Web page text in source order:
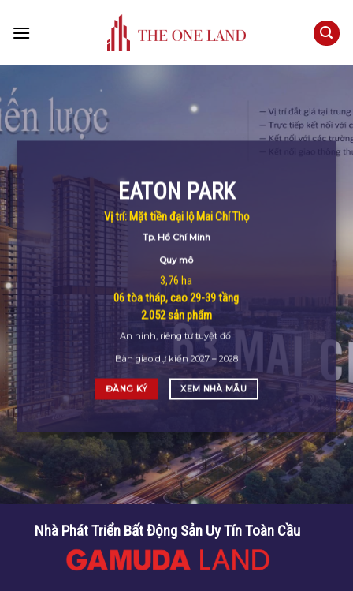
EATON PARK
Vị trí: Mặt tiền đại lộ Mai Chí Thọ
Tp. Hồ Chí Minh
Quy mô
3,76 ha
06 tòa tháp, cao 29-39 tầng
2.052 sản phẩm
An ninh, riêng tư tuyệt đối
Bàn giao dự kiến 2027 – 2028
ĐĂNG KÝ XEM NHÀ MẪU
Nhà Phát Triển Bất Động Sản Uy Tín Toàn Cầu